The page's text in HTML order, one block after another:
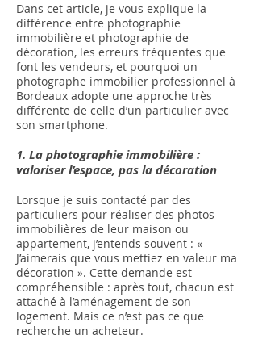
Dans cet article, je vous explique la
différence entre photographie
immobilière et photographie de
décoration, les erreurs fréquentes que
font les vendeurs, et pourquoi un
photographe immobilier professionnel à
Bordeaux adopte une approche très
différente de celle d’un particulier avec
son smartphone.
1. La photographie immobilière :
valoriser l’espace, pas la décoration
Lorsque je suis contacté par des
particuliers pour réaliser des photos
immobilières de leur maison ou
appartement, j’entends souvent : «
J’aimerais que vous mettiez en valeur ma
décoration ». Cette demande est
compréhensible : après tout, chacun est
attaché à l’aménagement de son
logement. Mais ce n’est pas ce que
recherche un acheteur.